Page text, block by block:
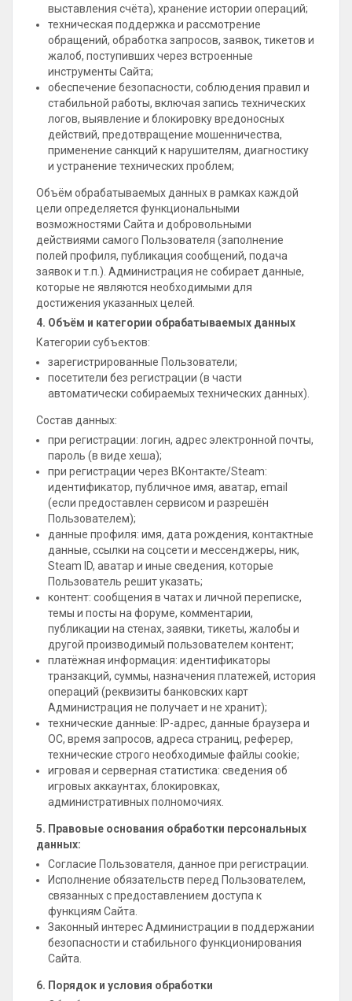
выставления счёта), хранение истории операций;
техническая поддержка и рассмотрение
обращений, обработка запросов, заявок, тикетов и
жалоб, поступивших через встроенные
инструменты Сайта;
обеспечение безопасности, соблюдения правил и
стабильной работы, включая запись технических
логов, выявление и блокировку вредоносных
действий, предотвращение мошенничества,
применение санкций к нарушителям, диагностику
и устранение технических проблем;
Объём обрабатываемых данных в рамках каждой
цели определяется функциональными
возможностями Сайта и добровольными
действиями самого Пользователя (заполнение
полей профиля, публикация сообщений, подача
заявок и т.п.). Администрация не собирает данные,
которые не являются необходимыми для
достижения указанных целей.
4. Объём и категории обрабатываемых данных
Категории субъектов:
зарегистрированные Пользователи;
посетители без регистрации (в части
автоматически собираемых технических данных).
Состав данных:
при регистрации: логин, адрес электронной почты,
пароль (в виде хеша);
при регистрации через ВКонтакте/Steam:
идентификатор, публичное имя, аватар, email
(если предоставлен сервисом и разрешён
Пользователем);
данные профиля: имя, дата рождения, контактные
данные, ссылки на соцсети и мессенджеры, ник,
Steam ID, аватар и иные сведения, которые
Пользователь решит указать;
контент: сообщения в чатах и личной переписке,
темы и посты на форуме, комментарии,
публикации на стенах, заявки, тикеты, жалобы и
другой производимый пользователем контент;
платёжная информация: идентификаторы
транзакций, суммы, назначения платежей, история
операций (реквизиты банковских карт
Администрация не получает и не хранит);
технические данные: IP-адрес, данные браузера и
ОС, время запросов, адреса страниц, реферер,
технические строго необходимые файлы cookie;
игровая и серверная статистика: сведения об
игровых аккаунтах, блокировках,
административных полномочиях.
5. Правовые основания обработки персональных
данных:
Согласие Пользователя, данное при регистрации.
Исполнение обязательств перед Пользователем,
связанных с предоставлением доступа к
функциям Сайта.
Законный интерес Администрации в поддержании
безопасности и стабильного функционирования
Сайта.
6. Порядок и условия обработки